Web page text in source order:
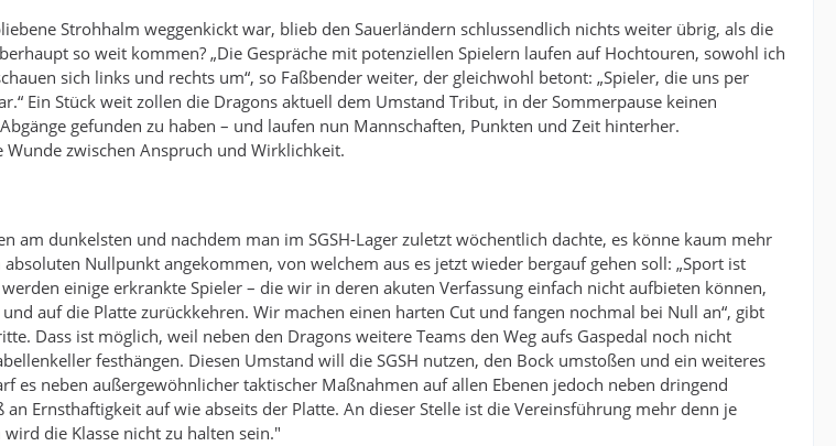
Strohhalm weggenkickt war, blieb den Sauerländern schlussendlich nichts weiter übrig, als die
so weit kommen? „Die Gespräche mit potenziellen Spielern laufen auf Hochtouren, sowohl ich
sich links und rechts um“, so Faßbender weiter, der gleichwohl betont: „Spieler, die uns per
Ein Stück weit zollen die Dragons aktuell dem Umstand Tribut, in der Sommerpause keinen
gefunden zu haben – und laufen nun Mannschaften, Punkten und Zeit hinterher.
zwischen Anspruch und Wirklichkeit.
am dunkelsten und nachdem man im SGSH-Lager zuletzt wöchentlich dachte, es könne kaum mehr
Nullpunkt angekommen, von welchem aus es jetzt wieder bergauf gehen soll: „Sport ist
einige erkrankte Spieler – die wir in deren akuten Verfassung einfach nicht aufbieten können,
auf die Platte zurückkehren. Wir machen einen harten Cut und fangen nochmal bei Null an“, gibt
Dass ist möglich, weil neben den Dragons weitere Teams den Weg aufs Gaspedal noch nicht
festhängen. Diesen Umstand will die SGSH nutzen, den Bock umstoßen und ein weiteres
es neben außergewöhnlicher taktischer Maßnahmen auf allen Ebenen jedoch neben dringend
Ernsthaftigkeit auf wie abseits der Platte. An dieser Stelle ist die Vereinsführung mehr denn je
die Klasse nicht zu halten sein."